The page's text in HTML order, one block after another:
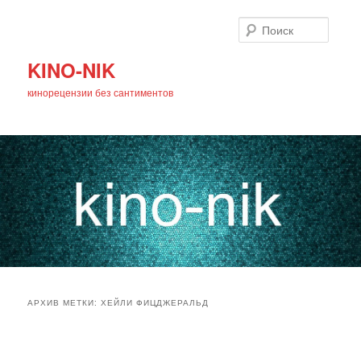
KINO-NIK
кинорецензии без сантиментов
АРХИВ МЕТКИ:ХЕЙЛИ ФИЦДЖЕРАЛЬД